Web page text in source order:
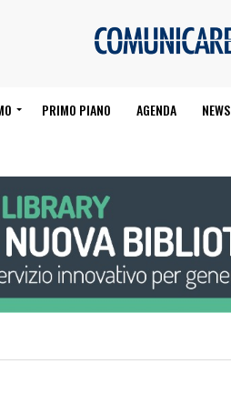
PRIMO PIANO AGENDA NEWS